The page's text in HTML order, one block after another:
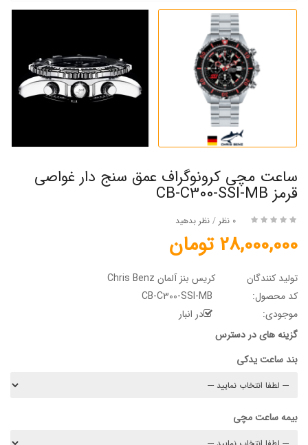
ساعت مچی کرونوگراف عمق سنج دار غواصی
قرمز CB-C300-SSI-MB
0 نظر / نظر بدهید
28,000,000 تومان
تولید کنندگان
کریس بنز آلمان Chris Benz
کد محصول:
موجودی:
در انبار
گزینه های در دسترس
بند ساعت یدکی
بیمه ساعت مچی